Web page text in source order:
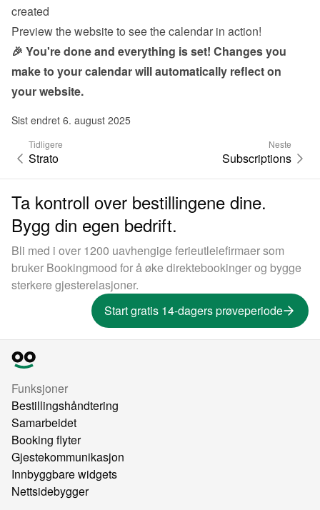
created
Preview the website to see the calendar in action!
🎉 You're done and everything is set! Changes you
make to your calendar will automatically reflect on
your website.
Sist endret 6. august 2025
Tidligere
Strato
Neste
Subscriptions
Ta kontroll over bestillingene dine.
Bygg din egen bedrift.
Bli med i over 1200 uavhengige ferieutleiefirmaer som
bruker Bookingmood for å øke direktebookinger og bygge
sterkere gjesterelasjoner.
Start gratis 14-dagers prøveperiode
Funksjoner
Bestillingshåndtering
Samarbeidet
Booking flyter
Gjestekommunikasjon
Innbyggbare widgets
Nettsidebygger